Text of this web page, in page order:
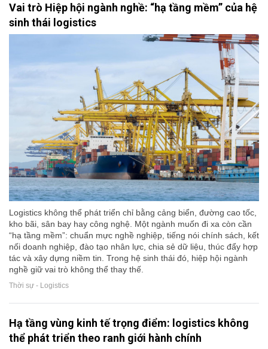
Vai trò Hiệp hội ngành nghề: “hạ tầng mềm” của hệ
sinh thái logistics
Logistics không thể phát triển chỉ bằng cảng biển, đường cao tốc,
kho bãi, sân bay hay công nghệ. Một ngành muốn đi xa còn cần
“hạ tầng mềm”: chuẩn mực nghề nghiệp, tiếng nói chính sách, kết
nối doanh nghiệp, đào tạo nhân lực, chia sẻ dữ liệu, thúc đẩy hợp
tác và xây dựng niềm tin. Trong hệ sinh thái đó, hiệp hội ngành
nghề giữ vai trò không thể thay thế.
Thời sự - Logistics
Hạ tầng vùng kinh tế trọng điểm: logistics không
thể phát triển theo ranh giới hành chính